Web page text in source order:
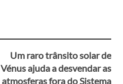
Um raro trânsito solar de
Vénus ajuda a desvendar as
atmosferas fora do Sistema